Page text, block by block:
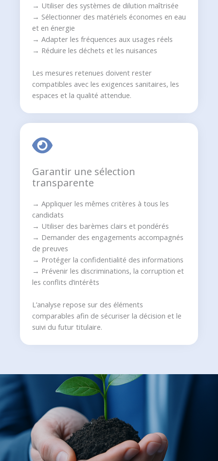
→ Utiliser des systèmes de dilution maîtrisée
→ Sélectionner des matériels économes en eau
et en énergie
→ Adapter les fréquences aux usages réels
→ Réduire les déchets et les nuisances
Les mesures retenues doivent rester
compatibles avec les exigences sanitaires, les
espaces et la qualité attendue.
Garantir une sélection
transparente
→ Appliquer les mêmes critères à tous les
candidats
→ Utiliser des barèmes clairs et pondérés
→ Demander des engagements accompagnés
de preuves
→ Protéger la confidentialité des informations
→ Prévenir les discriminations, la corruption et
les conflits d’intérêts
L’analyse repose sur des éléments
comparables afin de sécuriser la décision et le
suivi du futur titulaire.